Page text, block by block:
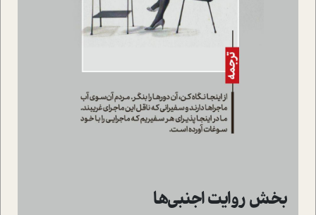
بخش روایت اجنبی‌ها